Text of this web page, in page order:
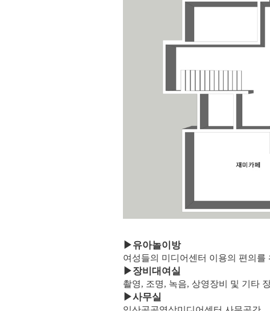
▶유아놀이방
여성들의 미디어센터 이용의 편의
▶장비대여실
촬영, 조명, 녹음, 상영장비 및 기타
▶사무실